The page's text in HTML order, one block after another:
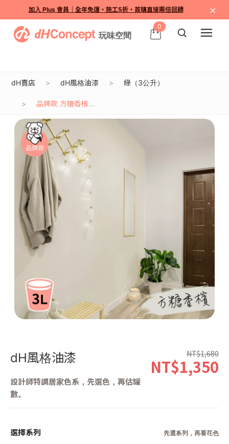
加入 Plus 會員｜全年免運・施工5折・首購直接兩倍回饋 ×
0
dH賣店 dH風格油漆 綠（3公升）
品牌款 方糖香檳...
dH風格油漆
設計師特調居家色系，先選色，再估罐
數。
NT$1,680
NT$1,350
選擇系列 先選系列，再看花色